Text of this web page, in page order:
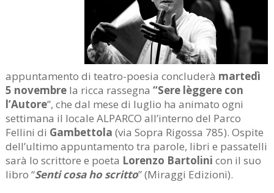
appuntamento di teatro-poesia concluderà martedì
5 novembrela ricca rassegna “Sere lèggere con
l’Autore”, che dal mese di luglio ha animato ogni
settimana il locale ALPARCO all’interno del Parco
Fellini di Gambettola (via Sopra Rigossa 785). Ospite
dell’ultimo appuntamento tra parole, libri e passatelli
sarà lo scrittore e poeta Lorenzo Bartolini con il suo
libro “Senti cosa ho scritto” (Miraggi Edizioni).